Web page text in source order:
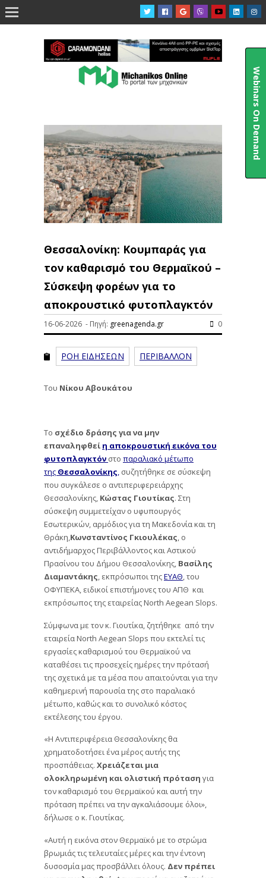

Θεσσαλονίκη: Κουμπαράς για
τον καθαρισμό του Θερμαϊκού –
Σύσκεψη φορέων για το
αποκρουστικό φυτοπλαγκτόν
16-06-2026 - Πηγή: greenagenda.gr 0
ΡΟΗ ΕΙΔΗΣΕΩΝ ΠΕΡΙΒΑΛΛΟΝ
Του Νίκου Αβουκάτου
Το σχέδιο δράσης για να μην
επαναληφθεί η αποκρουστική εικόνα του
φυτοπλαγκτόν στο παραλιακό μέτωπο
της Θεσσαλονίκης, συζητήθηκε σε σύσκεψη
που συγκάλεσε ο αντιπεριφερειάρχης
Θεσσαλονίκης, Κώστας Γιουτίκας. Στη
σύσκεψη συμμετείχαν ο υφυπουργός
Εσωτερικών, αρμόδιος για τη Μακεδονία και τη
Θράκη,Κωνσταντίνος Γκιουλέκας, ο
αντιδήμαρχος Περιβάλλοντος και Αστικού
Πρασίνου του Δήμου Θεσσαλονίκης, Βασίλης
Διαμαντάκης, εκπρόσωποι τηςΕΥΑΘ, του
ΟΦΥΠΕΚΑ, ειδικοί επιστήμονες του ΑΠΘ και
εκπρόσωπος της εταιρείας North Aegean Slops.
Σύμφωνα με τον κ. Γιουτίκα, ζητήθηκε από την
εταιρεία Νorth Aegean Slops που εκτελεί τις
εργασίες καθαρισμού του Θερμαϊκού να
καταθέσει τις προσεχείς ημέρες την πρότασή
της σχετικά με τα μέσα που απαιτούνται για την
καθημερινή παρουσία της στο παραλιακό
μέτωπο, καθώς και το συνολικό κόστος
εκτέλεσης του έργου.
«Η Αντιπεριφέρεια Θεσσαλονίκης θα
χρηματοδοτήσει ένα μέρος αυτής της
προσπάθειας. Χρειάζεται μια
ολοκληρωμένη και ολιστική πρόταση για
τον καθαρισμό του Θερμαϊκού και αυτή την
πρόταση πρέπει να την αγκαλιάσουμε όλοι»,
δήλωσε ο κ. Γιουτίκας.
«Αυτή η εικόνα στον Θερμαϊκό με το στρώμα
βρωμιάς τις τελευταίες μέρες και την έντονη
δυσοσμία μας προσβάλλει όλους. Δεν πρέπει
Webinars On Demand